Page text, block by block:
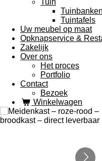
Tuin
Tuinbanken
Tuintafels
Uw meubel op maat
Opknapservice &
Zakelijk
Over ons
Het proces
Portfolio
Contact
Bezoek
Winkelwagen